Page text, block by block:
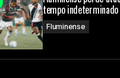
tempo indeterminado
Fluminense